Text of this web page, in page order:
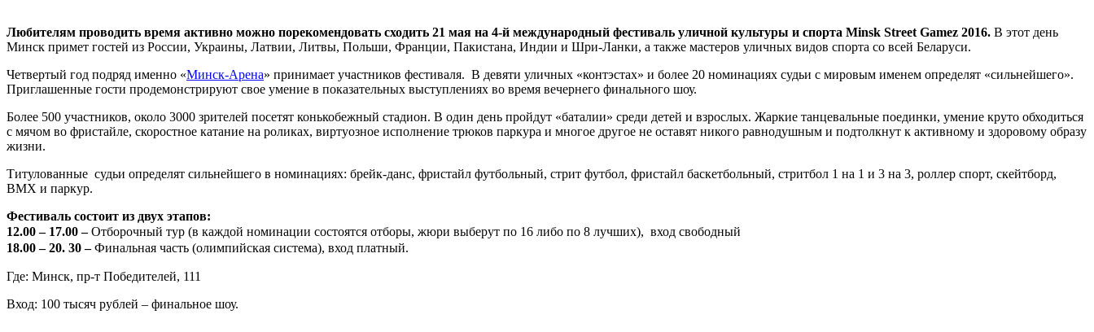
Любителям проводить время активно можно порекомендовать сходить 21 мая на 4-й международный фестиваль уличной культуры и спорта Minsk Street Gamez 2016. В этот день
Минск примет гостей из России, Украины, Латвии, Литвы, Польши, Франции, Пакистана, Индии и Шри-Ланки, а также мастеров уличных видов спорта со всей Беларуси.
Четвертый год подряд именно «Минск-Арена» принимает участников фестиваля. В девяти уличных «контэстах» и более 20 номинациях судьи с мировым именем определят «сильнейшего».
Приглашенные гости продемонстрируют свое умение в показательных выступлениях во время вечернего финального шоу.
Более 500 участников, около 3000 зрителей посетят конькобежный стадион. В один день пройдут «баталии» среди детей и взрослых. Жаркие танцевальные поединки, умение круто обходиться
с мячом во фристайле, скоростное катание на роликах, виртуозное исполнение трюков паркура и многое другое не оставят никого равнодушным и подтолкнут к активному и здоровому образу
жизни.
Титулованные судьи определят сильнейшего в номинациях: брейк-данс, фристайл футбольный, стрит футбол, фристайл баскетбольный, стритбол 1 на 1 и 3 на 3, роллер спорт, скейтборд,
BMX и паркур.
Фестиваль состоит из двух этапов:
12.00 – 17.00– Отборочный тур (в каждой номинации состоятся отборы, жюри выберут по 16 либо по 8 лучших), вход свободный
18.00 – 20. 30– Финальная часть (олимпийская система), вход платный.
Где: Минск, пр-т Победителей, 111
Вход: 100 тысяч рублей – финальное шоу.